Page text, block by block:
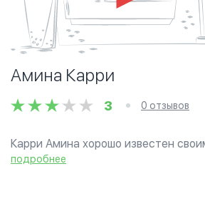
Амина Карри
3 0 отзывов
Карри Амина хорошо известен
карри, с ведущим шеф-повар
1998 году. В 2002 году Амин
подробнее